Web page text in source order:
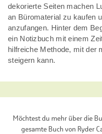
dekorierte Seiten machen
an Büromaterial zu kaufen
anzufangen. Hinter dem
ein Notizbuch mit einem
hilfreiche Methode, mit der
steigern kann.
Möchtest du mehr über die
gesamte Buch von Ryder